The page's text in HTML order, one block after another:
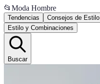
📂 Moda Hombre
Tendencias Consejos de Estilo
Estilo y Combinaciones
Buscar